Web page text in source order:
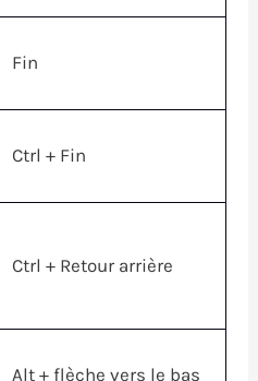
Fin
Ctrl + Fin
Ctrl + Retour arrière
Alt + flèche vers le bas